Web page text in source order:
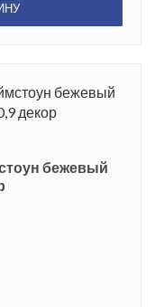
бежевый